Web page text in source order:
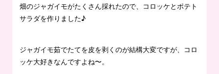
畑のジャガイモがたくさん採れたので、コロッケとポテト
サラダを作りました♪
ジャガイモ茹でたてを皮を剥くのが結構大変ですが、コロ
ッケ大好きなんですよね〜。